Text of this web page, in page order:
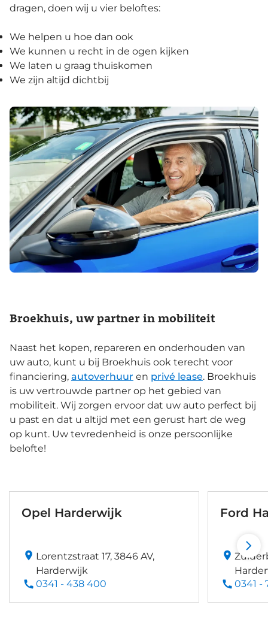
dragen, doen wij u vier beloftes:
We helpen u hoe dan ook
We kunnen u recht in de ogen kijken
We laten u graag thuiskomen
We zijn altijd dichtbij
Broekhuis, uw partner in mobiliteit
Naast het kopen, repareren en onderhouden van
uw auto, kunt u bij Broekhuis ook terecht voor
financiering, autoverhuur en privé lease. Broekhuis
is uw vertrouwde partner op het gebied van
mobiliteit. Wij zorgen ervoor dat uw auto perfect bij
u past en dat u altijd met een gerust hart de weg
op kunt. Uw tevredenheid is onze persoonlijke
belofte!
Opel Harderwijk
Lorentzstraat 17, 3846 AV,
Harderwijk
0341 - 438 400
Ford
0341 -